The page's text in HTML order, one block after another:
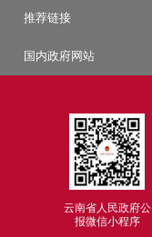
推荐链接
国内政府网站
云南省人民政府公
报微信小程序